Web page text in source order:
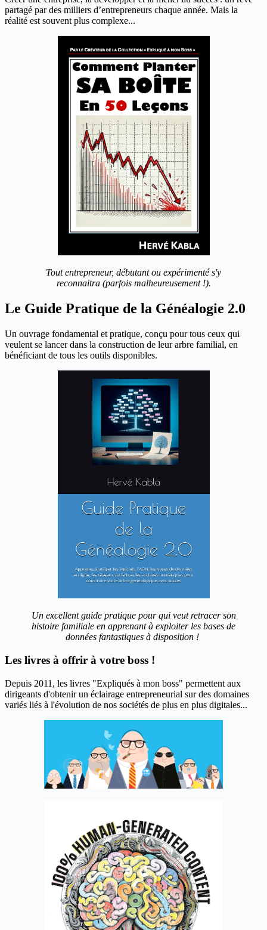
partagé par des milliers d’entrepreneurs chaque année. Mais la
réalité est souvent plus complexe...
Tout entrepreneur, débutant ou expérimenté s'y
reconnaitra (parfois malheureusement !).
Le Guide Pratique de la Généalogie 2.0
Un ouvrage fondamental et pratique, conçu pour tous ceux qui
veulent se lancer dans la construction de leur arbre familial, en
bénéficiant de tous les outils disponibles.
Un excellent guide pratique pour qui veut retracer son
histoire familiale en apprenant à exploiter les bases de
données fantastiques à disposition !
Les livres à offrir à votre boss !
Depuis 2011, les livres "Expliqués à mon boss" permettent aux
dirigeants d'obtenir un éclairage entrepreneurial sur des domaines
variés liés à l'évolution de nos sociétés de plus en plus digitales...